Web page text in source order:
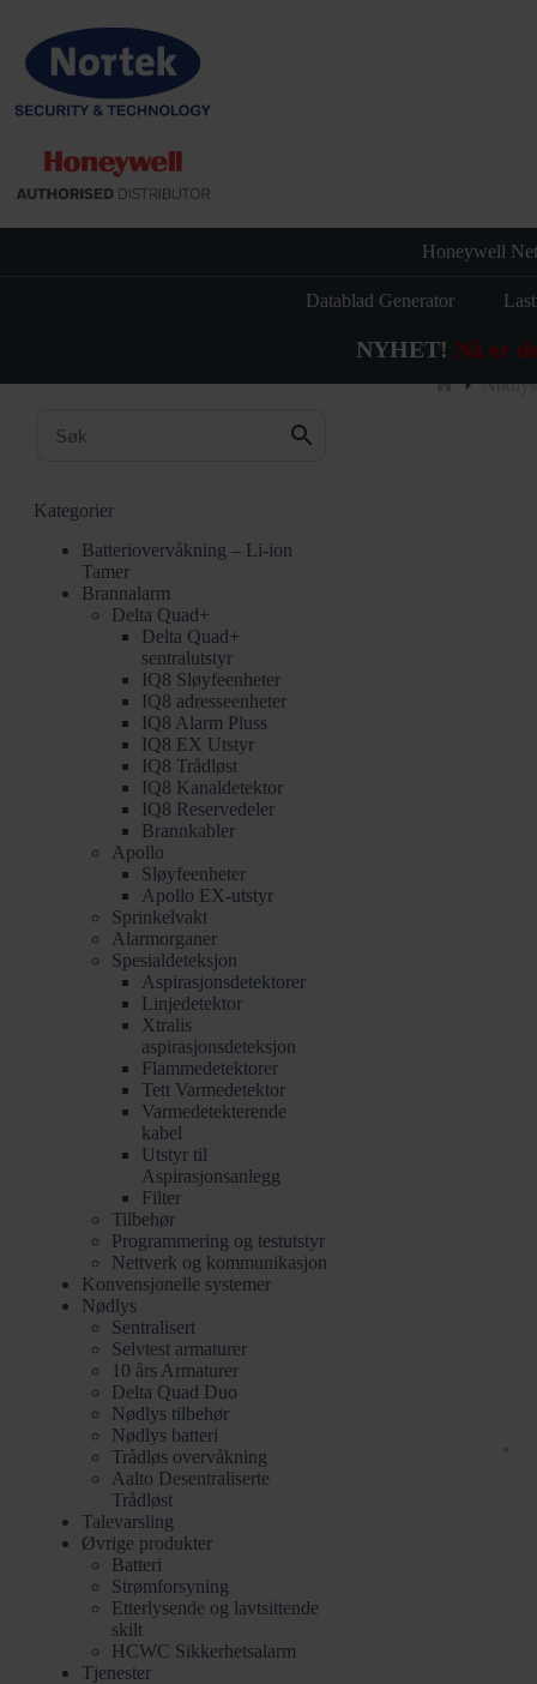
NYHET! Nå er
innholdet
Honeywell
Datablad Generator
Nødlys
Kategorier
Batteriovervåkning – Li-ion
Tamer
Brannalarm
Delta Quad+
Delta Quad+
sentralutstyr
IQ8 Sløyfeenheter
IQ8 adresseenheter
IQ8 Alarm Pluss
IQ8 EX Utstyr
IQ8 Trådløst
IQ8 Kanaldetektor
IQ8 Reservedeler
Brannkabler
Apollo
Sløyfeenheter
Apollo EX-utstyr
Sprinkelvakt
Alarmorganer
Spesialdeteksjon
Aspirasjonsdetektorer
Linjedetektor
Xtralis
aspirasjonsdeteksjon
Flammedetektorer
Tett Varmedetektor
Varmedetekterende
kabel
Utstyr til
Aspirasjonsanlegg
Filter
Tilbehør
Programmering og testutstyr
Nettverk og kommunikasjon
Konvensjonelle systemer
Nødlys
Sentralisert
Selvtest armaturer
10 års Armaturer
Delta Quad Duo
Nødlys tilbehør
Nødlys batteri
Trådløs overvåkning​
Aalto Desentraliserte
Trådløst
Talevarsling
Øvrige produkter
Batteri
Strømforsyning
Etterlysende og lavtsittende
skilt
HCWC Sikkerhetsalarm
Tjenester